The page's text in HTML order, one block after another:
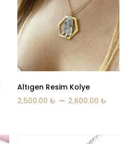
Altıgen Resim Kolye
2,500.00 ₺ – 2,600.00 ₺